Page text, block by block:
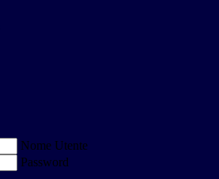
Nome Utente
Password